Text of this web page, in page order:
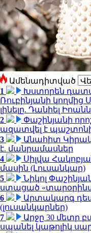
Ամենադիտված
1
Խստորեն
Ռուբինյանի կողմից
լինելը. Դանիել
2
Փաշինյանի
ազատվել է
3
Անահիտ
է. մանրամասներ
4
Սիլվա
մասին (Լուսանկար)
5
Նիկոլ
ստացած
6
Արտակարգ
(լուսանկարներ)
7
Արջը 30 մետր
սպանել կաթոլիկ